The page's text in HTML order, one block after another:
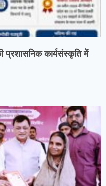
प्रशासनिक कार्यसंस्कृति में